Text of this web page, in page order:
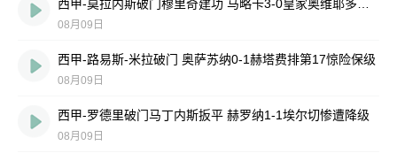
08月09日
西甲-路易斯-米拉破门 奥萨苏纳0-1赫塔费排第17惊险保级
08月09日
西甲-罗德里破门马丁内斯扳平 赫罗纳1-1埃尔切惨遭降级
08月09日